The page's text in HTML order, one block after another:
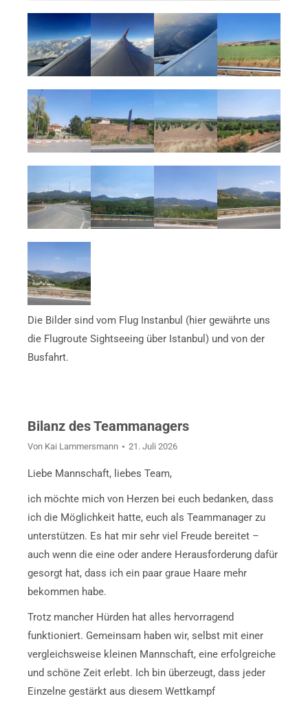
Die Bilder sind vom Flug Instanbul (hier gewährte uns
die Flugroute Sightseeing über Istanbul) und von der
Busfahrt.
Bilanz des Teammanagers
Von Kai Lammersmann 21. Juli 2026
Liebe Mannschaft, liebes Team,
ich möchte mich von Herzen bei euch bedanken, dass
ich die Möglichkeit hatte, euch als Teammanager zu
unterstützen. Es hat mir sehr viel Freude bereitet –
auch wenn die eine oder andere Herausforderung dafür
gesorgt hat, dass ich ein paar graue Haare mehr
bekommen habe.
Trotz mancher Hürden hat alles hervorragend
funktioniert. Gemeinsam haben wir, selbst mit einer
vergleichsweise kleinen Mannschaft, eine erfolgreiche
und schöne Zeit erlebt. Ich bin überzeugt, dass jeder
Einzelne gestärkt aus diesem Wettkampf